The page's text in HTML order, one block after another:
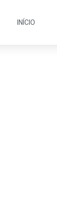
INÍCIO